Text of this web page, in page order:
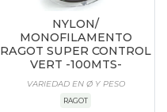
NYLON/
MONOFILAMENTO
RAGOT SUPER CONTROL
VERT -100MTS-
VARIEDAD EN Ø Y PESO
RAGOT